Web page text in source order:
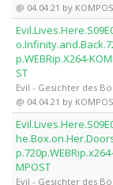
@ 04.04.21 by
p.WEBRip.X264-
ST
Evil - Gesichter des
@ 04.04.21 by
MPOST
Evil - Gesichter des